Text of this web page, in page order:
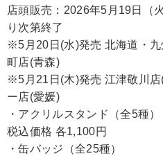
店頭販売：2026年5月19日（
り次第終了
※5月20日(水)発売 北海道・
町店(青森)
※5月21日(木)発売 江津敬川
ー店(愛媛)
・アクリルスタンド（全5種）
税込価格 各1,100円
・缶バッジ（全25種）